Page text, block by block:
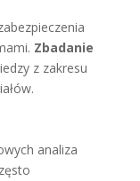
Zbadanie
z zakresu
analiza